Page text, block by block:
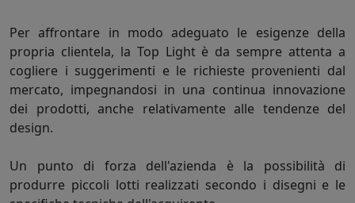
Per affrontare in modo adeguato le esigenze della
propria clientela, la Top Light è da sempre attenta a
cogliere i suggerimenti e le richieste provenienti dal
mercato, impegnandosi in una continua innovazione
dei prodotti, anche relativamente alle tendenze del
design.
Un punto di forza dell'azienda è la possibilità di
produrre piccoli lotti realizzati secondo i disegni e le